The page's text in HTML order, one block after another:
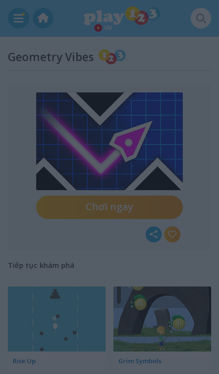
VN
Geometry Vibes
Chơi ngay
Tiếp tục khám phá
Rise Up Grim Symbols